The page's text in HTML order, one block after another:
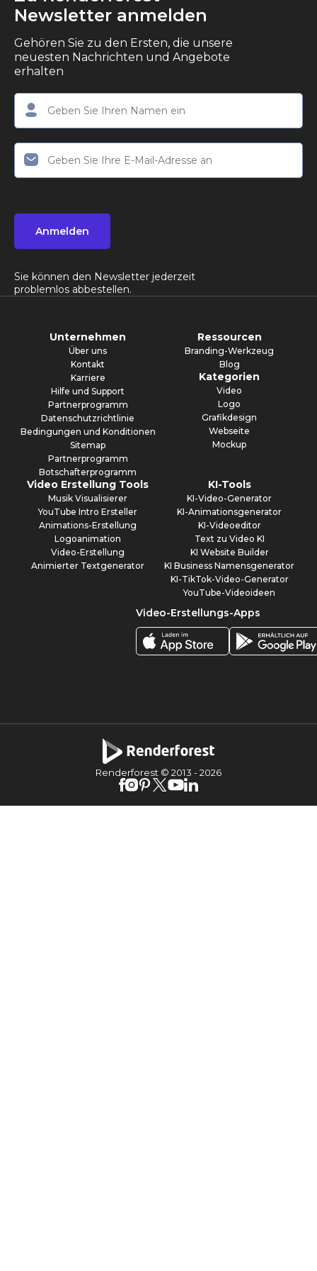
Newsletter anmelden
Gehören Sie zu den Ersten, die unsere
neuesten Nachrichten und Angebote
erhalten
Anmelden
Sie können den Newsletter jederzeit
problemlos abbestellen.
Unternehmen
Über uns
Kontakt
Karriere
Hilfe und Support
Partnerprogramm
Datenschutzrichtlinie
Bedingungen und Konditionen
Sitemap
Partnerprogramm
Botschafterprogramm
Ressourcen
Branding-Werkzeug
Blog
Kategorien
Video
Logo
Grafikdesign
Webseite
Mockup
Video Erstellung Tools
Musik Visualisierer
YouTube Intro Ersteller
Animations-Erstellung
Logoanimation
Video-Erstellung
Animierter Textgenerator
KI-Tools
KI-Video-Generator
KI-Animationsgenerator
KI-Videoeditor
Text zu Video KI
KI Website Builder
KI Business Namensgenerator
KI-TikTok-Video-Generator
YouTube-Videoideen
Video-Erstellungs-Apps
Renderforest © 2013 -2026